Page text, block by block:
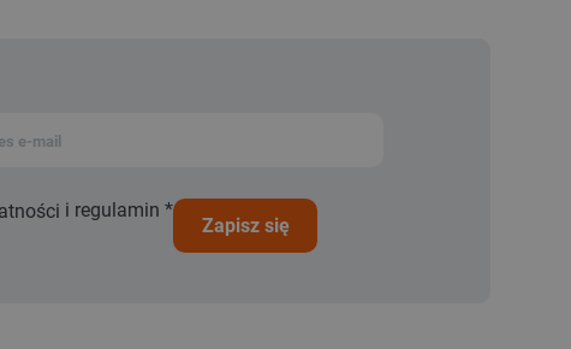
i regulamin *
zapisz się